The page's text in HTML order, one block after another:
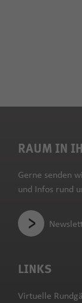
LINKS
Virtuelle
RAUM IN
Gerne senden
und Infos rund